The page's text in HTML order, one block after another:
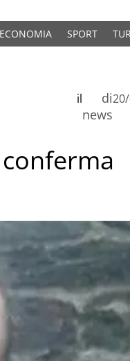
SPORT
di
news
il